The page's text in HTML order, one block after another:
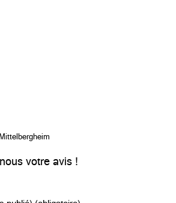
votre avis !